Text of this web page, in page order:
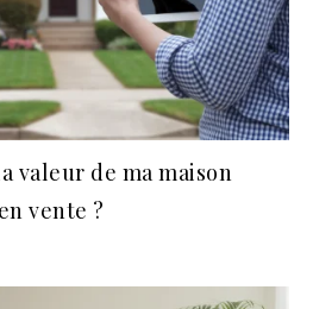
valeur de ma maison
vente ?